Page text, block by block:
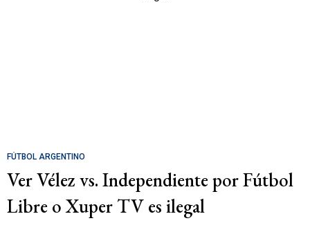
FÚTBOL ARGENTINO
Ver Vélez vs. Independiente por Fútbol
Libre o Xuper TV es ilegal